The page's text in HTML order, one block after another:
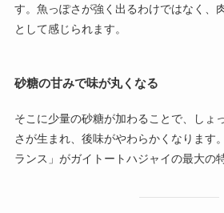
す。魚っぽさが強く出るわけではなく、
として感じられます。
砂糖の甘みで味が丸くなる
そこに少量の砂糖が加わることで、しょ
さが生まれ、後味がやわらかくなります
ランス」がガイトートハジャイの最大の